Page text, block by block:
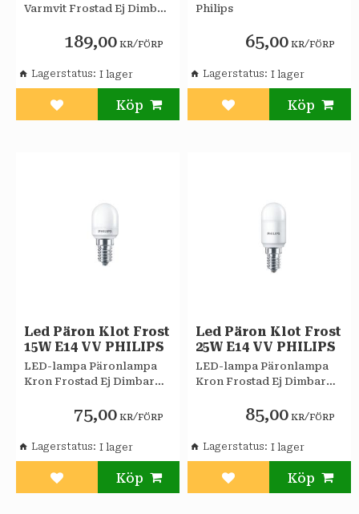
Varmvit Frostad Ej Dimbar
189,00 KR/FÖRP
Lägg till i favoriter
Lagerstatus
Philips
65,00 KR/FÖRP
Lägg till i favoriter
Lagerstatus
Led Päron Klot Frost
15W E14 VV PHILIPS
LED-lampa Päronlampa
Kron Frostad Ej Dimbar
75,00 KR/FÖRP
Lägg till i favoriter
Lagerstatus
Led Päron Klot Frost
25W E14 VV PHILIPS
LED-lampa Päronlampa
Kron Frostad Ej Dimbar
85,00 KR/FÖRP
Lägg till i favoriter
Lagerstatus